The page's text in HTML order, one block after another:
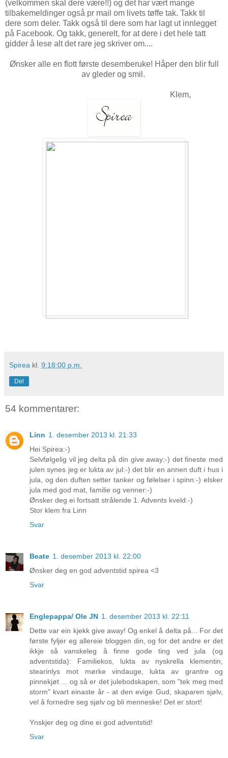
(velkommen skal dere være!!) og det har vært mange
tilbakemeldinger også pr mail om livets tøffe tak. Takk til
dere som deler. Takk også til dere som har lagt ut innlegget
på Facebook. Og takk, generelt, for at dere i det hele tatt
gidder å lese alt det rare jeg skriver om....
Ønsker alle en flott første desemberuke! Håper den blir full
av gleder og smil.
Klem,
Spirea kl. 9:18:00 p.m.
Del
54 kommentarer:
Linn 1. desember 2013 kl. 21:33
Hei Spirea:-)
Selvfølgelig vil jeg delta på din give away;-) det fineste med
julen synes jeg er lukta av jul:-) det blir en annen duft i hus i
jula, og den duften setter tanker og følelser i spinn:-) elsker
jula med god mat, familie og venner:-)
Ønsker deg ei fortsatt strålende 1. Advents kveld:-)
Stor klem fra Linn
Svar
Beate 1. desember 2013 kl. 22:00
Ønsker deg en god adventstid spirea <3
Svar
Englepappa/ Ole JN 1. desember 2013 kl. 22:11
Dette var ein kjekk give away! Og enkel å delta på... For det
første fyljer eg allereie bloggen din, og for det andre er det
ikkje så vanskeleg å finne gode ting ved jula (og
adventstida): Familiekos, lukta av nyskrella klementin,
stearinlys mot mørke vindauge, lukta av grantre og
pinnekjøt ... og så er det julebodskapen, som "tek meg med
storm" kvart einaste år - at den evige Gud, skaparen sjølv,
vel å fornedre seg sjølv og bli menneske! Det er stort!
Ynskjer deg og dine ei god adventstid!
Svar